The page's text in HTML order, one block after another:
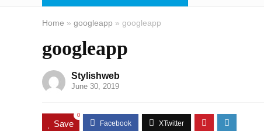
Home » googleapp » googleapp
googleapp
Stylishweb
June 30, 2019
Save
0